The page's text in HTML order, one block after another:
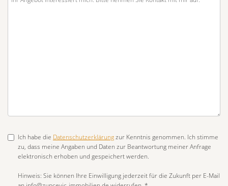
Ich habe die Datenschutzerklärungzur Kenntnis genommen. Ich stimme
zu, dass meine Angaben und Daten zur Beantwortung meiner Anfrage
elektronisch erhoben und gespeichert werden.
Hinweis: Sie können Ihre Einwilligung jederzeit für die Zukunft per E-Mail